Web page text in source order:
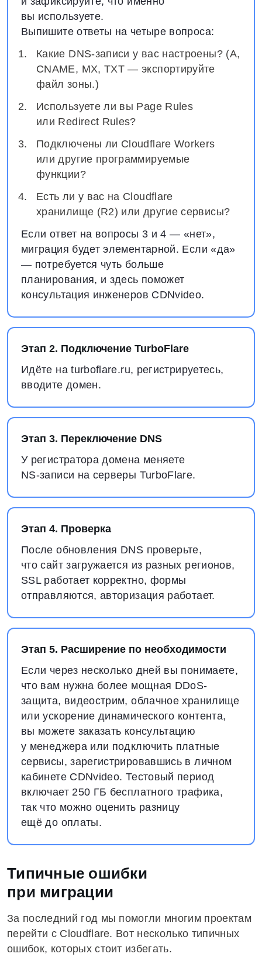
вы используете.
Выпишите ответы на четыре вопроса:
Какие DNS-записи у вас настроены? (A,
CNAME, MX, TXT — экспортируйте
файл зоны.)
Используете ли вы Page Rules
или Redirect Rules?
Подключены ли Cloudflare Workers
или другие программируемые
функции?
Есть ли у вас на Cloudflare
хранилище (R2) или другие сервисы?
Если ответ на вопросы 3 и 4 — «нет»,
миграция будет элементарной. Если «да»
— потребуется чуть больше
планирования, и здесь поможет
консультация инженеров CDNvideo.
Этап 2. Подключение TurboFlare
Идёте на turboflare.ru, регистрируетесь,
вводите домен.
Этап 3. Переключение DNS
У регистратора домена меняете
NS‑записи на серверы TurboFlare.
Этап 4. Проверка
После обновления DNS проверьте,
что сайт загружается из разных регионов,
SSL работает корректно, формы
отправляются, авторизация работает.
Этап 5. Расширение по необходимости
Если через несколько дней вы понимаете,
что вам нужна более мощная DDoS-
защита, видеострим, облачное хранилище
или ускорение динамического контента,
вы можете заказать консультацию
у менеджера или подключить платные
сервисы, зарегистрировавшись в личном
кабинете CDNvideo. Тестовый период
включает 250 ГБ бесплатного трафика,
так что можно оценить разницу
ещё до оплаты.
Типичные ошибки
при миграции
За последний год мы помогли многим проектам
перейти с Cloudflare. Вот несколько типичных
ошибок, которых стоит избегать.